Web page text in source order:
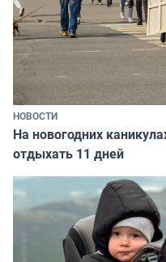
НОВОСТИ
На новогодних
отдыхать 11 дней